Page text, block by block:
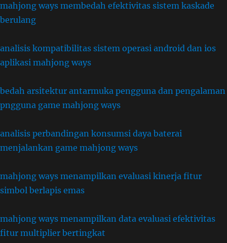
mahjong ways membedah efektivitas sistem kaskade
berulang
analisis kompatibilitas sistem operasi android dan ios
aplikasi mahjong ways
bedah arsitektur antarmuka pengguna dan pengalaman
pngguna game mahjong ways
analisis perbandingan konsumsi daya baterai
menjalankan game mahjong ways
mahjong ways menampilkan evaluasi kinerja fitur
simbol berlapis emas
mahjong ways menampilkan data evaluasi efektivitas
fitur multiplier bertingkat